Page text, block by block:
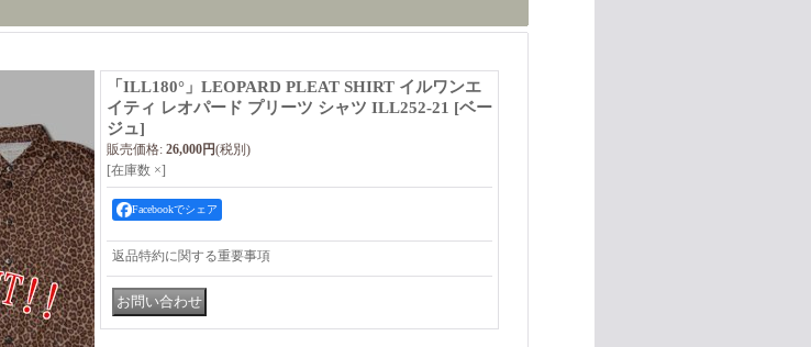
「ILL180°」LEOPARD PLEAT SHIRT イルワンエ
イティ レオパード プリーツ シャツ ILL252-21 [ベー
ジュ]
販売価格: 26,000円(税別)
[在庫数 ×]
Facebookでシェア
返品特約に関する重要事項